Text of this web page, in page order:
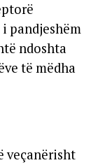
pandjeshëm
ndoshta
të mëdha
veçanërisht